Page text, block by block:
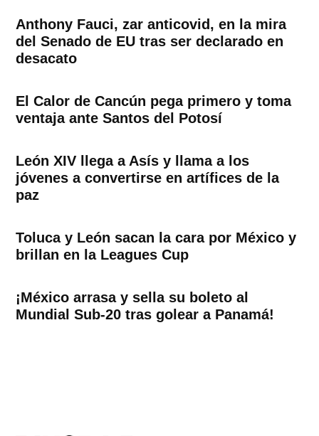
Anthony Fauci, zar anticovid, en la mira
del Senado de EU tras ser declarado en
desacato
El Calor de Cancún pega primero y toma
ventaja ante Santos del Potosí
León XIV llega a Asís y llama a los
jóvenes a convertirse en artífices de la
paz
Toluca y León sacan la cara por México y
brillan en la Leagues Cup
¡México arrasa y sella su boleto al
Mundial Sub-20 tras golear a Panamá!